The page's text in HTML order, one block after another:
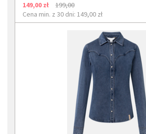
149,00 zł
199,00
Cena min. z 30 dni: 149,00 zł